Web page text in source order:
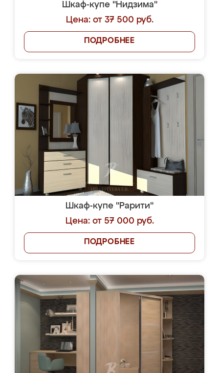
Шкаф-купе "Нидзима"
Цена: от 37 500 руб.
ПОДРОБНЕЕ
Шкаф-купе "Рарити"
Цена: от 57 000 руб.
ПОДРОБНЕЕ